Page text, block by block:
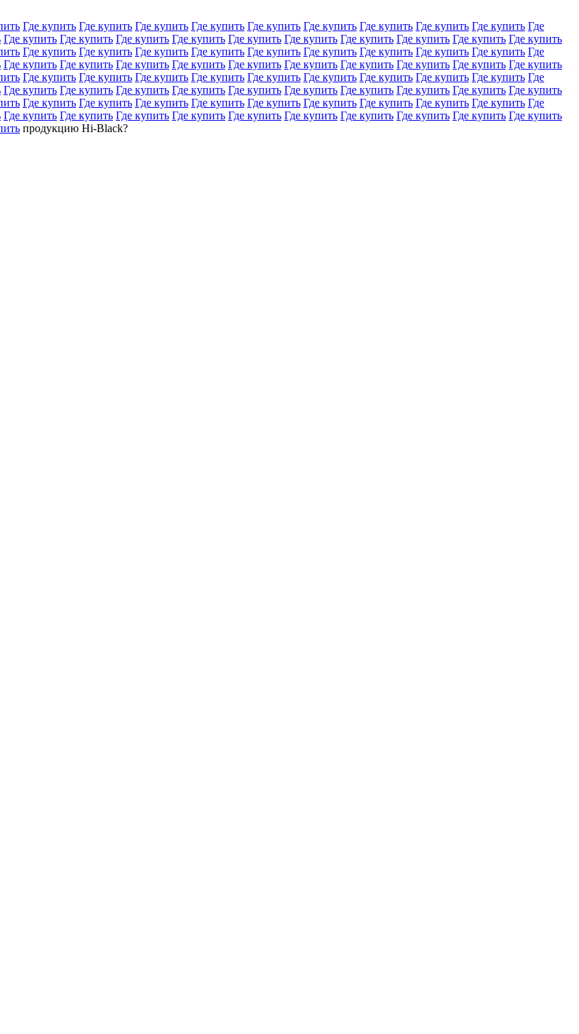
Где купить Где купить Где купить Где купить Где купить Где купить Где купить Где купить Где купить Где
Где купить Где купить Где купить Где купить Где купить Где купить Где купить Где купить Где купить Где купить
Где купить Где купить Где купить Где купить Где купить Где купить Где купить Где купить Где купить Где
Где купить Где купить Где купить Где купить Где купить Где купить Где купить Где купить Где купить Где купить
Где купить Где купить Где купить Где купить Где купить Где купить Где купить Где купить Где купить Где
Где купить Где купить Где купить Где купить Где купить Где купить Где купить Где купить Где купить Где купить
Где купить Где купить Где купить Где купить Где купить Где купить Где купить Где купить Где купить Где
Где купить Где купить Где купить Где купить Где купить Где купить Где купить Где купить Где купить Где купить
продукцию Hi-Black?